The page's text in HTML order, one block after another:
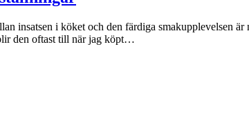
insatsen i köket och den färdiga smakupplevelsen
den oftast till när jag köpt…